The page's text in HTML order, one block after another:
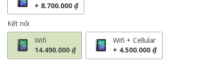
+ 8.700.000 ₫
Kết nối
Wifi
14.490.000 ₫
Wifi + Cellular
+ 4.500.000 ₫